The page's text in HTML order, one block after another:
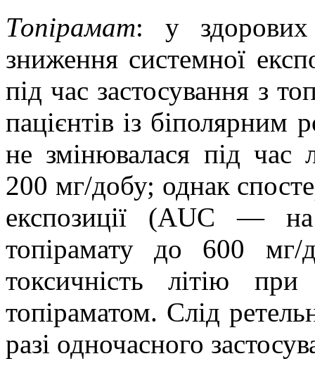
Топірамат: у здорових
зниження системної
під час застосування з
пацієнтів із біполярним
не змінювалася під час
200 мг/добу; однак
експозиції (AUC —
топірамату до 600 мг/
токсичність літію
топіраматом. Слід
разі одночасного